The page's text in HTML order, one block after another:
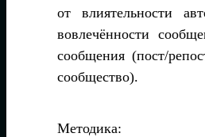
от влиятельности
вовлечённости
сообщения (пост/
сообщество).
Методика: